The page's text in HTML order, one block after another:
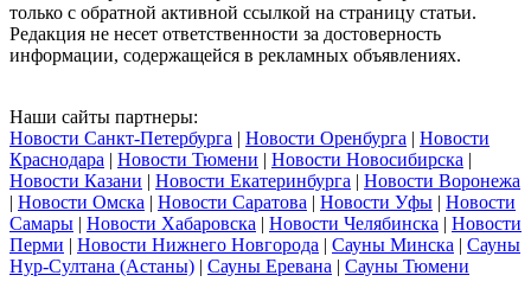
только с обратной активной ссылкой на страницу статьи.
Редакция не несет ответственности за достоверность
информации, содержащейся в рекламных объявлениях.
Наши сайты партнеры:
Новости Санкт-Петербурга | Новости Оренбурга | Новости
Краснодара | Новости Тюмени | Новости Новосибирска |
Новости Казани | Новости Екатеринбурга | Новости Воронежа
| Новости Омска | Новости Саратова | Новости Уфы | Новости
Самары | Новости Хабаровска | Новости Челябинска | Новости
Перми | Новости Нижнего Новгорода | Сауны Минска | Сауны
Нур-Султана (Астаны) | Сауны Еревана | Сауны Тюмени